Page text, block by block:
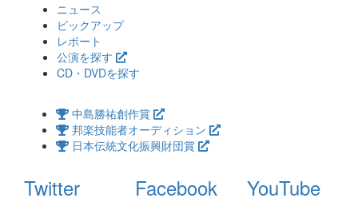
ニュース
ピックアップ
レポート
公演を探す
CD・DVDを探す
中島勝祐創作賞
邦楽技能者オーディション
日本伝統文化振興財団賞
Twitter Facebook YouTube